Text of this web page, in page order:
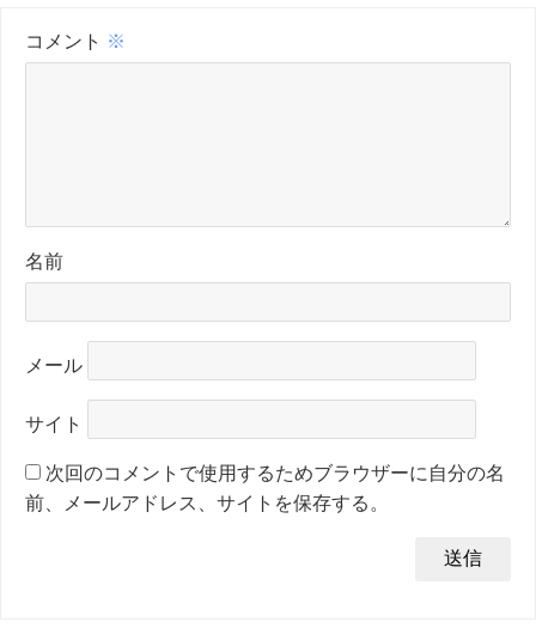
コメント ※
名前
メール
サイト
次回のコメントで使用するためブラウザーに自分の名
前、メールアドレス、サイトを保存する。